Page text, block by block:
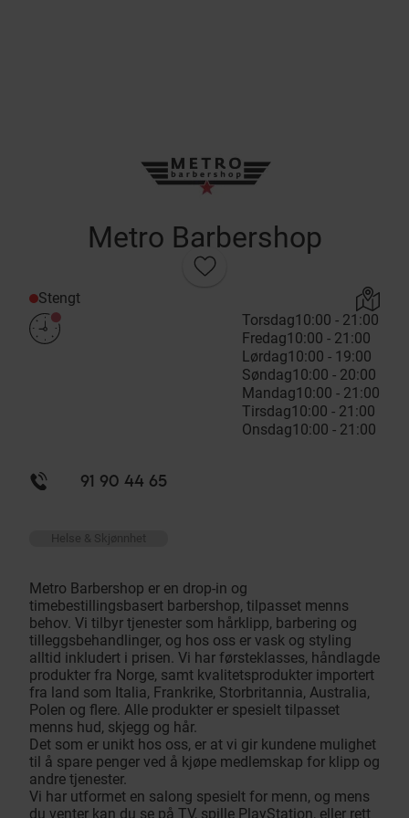
Metro Barbershop
Stengt
Torsdag10:00 - 21:00
Fredag10:00 - 21:00
Lørdag10:00 - 19:00
Søndag10:00 - 20:00
Mandag10:00 - 21:00
Tirsdag10:00 - 21:00
Onsdag10:00 - 21:00
91 90 44 65
Helse & Skjønnhet
Metro Barbershop er en drop-in og
timebestillingsbasert barbershop, tilpasset menns
behov. Vi tilbyr tjenester som hårklipp, barbering og
tilleggsbehandlinger, og hos oss er vask og styling
alltid inkludert i prisen. Vi har førsteklasses, håndlagde
produkter fra Norge, samt kvalitetsprodukter importert
fra land som Italia, Frankrike, Storbritannia, Australia,
Polen og flere. Alle produkter er spesielt tilpasset
menns hud, skjegg og hår.
Det som er unikt hos oss, er at vi gir kundene mulighet
til å spare penger ved å kjøpe medlemskap for klipp og
andre tjenester.
Vi har utformet en salong spesielt for menn, og mens
du venter kan du se på TV, spille PlayStation, eller rett